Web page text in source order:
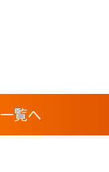
一覧へ